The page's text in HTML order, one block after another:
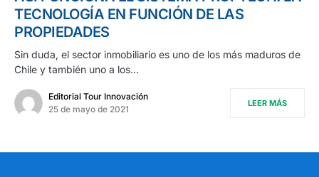
TECNOLOGÍA EN FUNCIÓN DE LAS
PROPIEDADES
Sin duda, el sector inmobiliario es uno de los más maduros de
Chile y también uno a los…
Editorial Tour Innovación
25 de mayo de 2021
LEER MÁS